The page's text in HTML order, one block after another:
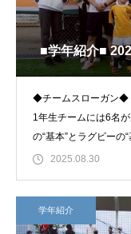
■学年紹介■
◆チームスローガン◆
1年生チームには6名
の“基本”とラグビーの
2025.08.30
学年紹介